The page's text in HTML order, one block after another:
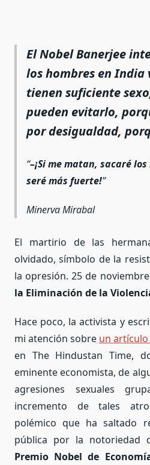
El Nobel Banerjee
los hombres en India
tienen suficiente
pueden evitarlo,
por desigualdad,
–¡Si me matan, sacaré
seré más fuerte!
Minerva Mirabal
El martirio de las
olvidado, símbolo de la
la opresión. 25 de
la Eliminación de la
Hace poco, la activista y
mi atención sobre un
en The Hindustan Time,
eminente economista, de
agresiones sexuales
incremento de tales
polémico que ha saltado
pública por la notoriedad
Premio Nobel de